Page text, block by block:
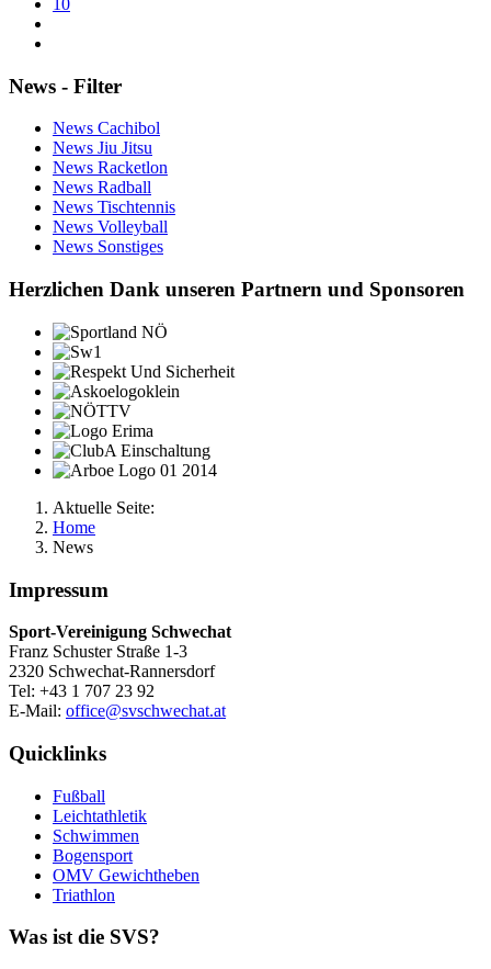
10
News - Filter
News Cachibol
News Jiu Jitsu
News Racketlon
News Radball
News Tischtennis
News Volleyball
News Sonstiges
Herzlichen Dank unseren Partnern und Sponsoren
Aktuelle Seite:
Home
News
Impressum
Sport-Vereinigung Schwechat
Franz Schuster Straße 1-3
2320 Schwechat-Rannersdorf
Tel: +43 1 707 23 92
E-Mail: office@svschwechat.at
Quicklinks
Fußball
Leichtathletik
Schwimmen
Bogensport
OMV Gewichtheben
Triathlon
Was ist die SVS?